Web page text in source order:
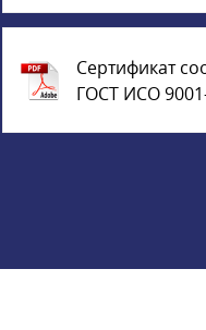
Сертификат
ГОСТ ИСО